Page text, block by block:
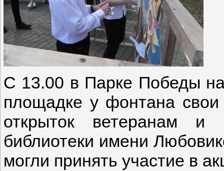
С 13.00 в Парке Победы
площадке у фонтана свои
открыток ветеранам и
библиотеки имени
могли принять участие в